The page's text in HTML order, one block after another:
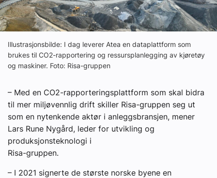
Nyheter
Illustrasjonsbilde: I dag leverer Atea en dataplattform som
brukes til CO2-rapportering og ressursplanlegging av kjøretøy
og maskiner. Foto: Risa-gruppen
– Med en CO2-rapporteringsplattform som skal bidra
til mer miljøvennlig drift skiller Risa-gruppen seg ut
som en nytenkende aktør i anleggsbransjen, mener
Lars Rune Nygård, leder for utvikling og
produksjonsteknologi i
Risa-gruppen.
– I 2021 signerte de største norske byene en